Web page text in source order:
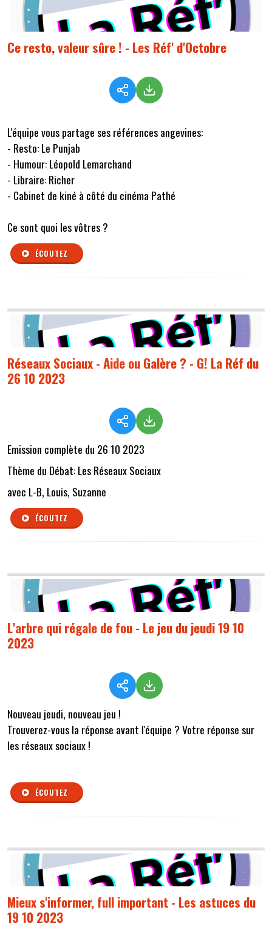
Ce resto, valeur sûre ! - Les Réf' d'Octobre
L'équipe vous partage ses références angevines:
- Resto: Le Punjab
- Humour: Léopold Lemarchand
- Libraire: Richer
- Cabinet de kiné à côté du cinéma Pathé
Ce sont quoi les vôtres ?
ÉCOUTEZ
Réseaux Sociaux - Aide ou Galère ? - G! La Réf du
26 10 2023
Emission complète du 26 10 2023
Thème du Débat: Les Réseaux Sociaux
avec L-B, Louis, Suzanne
ÉCOUTEZ
L'arbre qui régale de fou - Le jeu du jeudi 19 10
2023
Nouveau jeudi, nouveau jeu !
Trouverez-vous la réponse avant l'équipe ? Votre réponse sur
les réseaux sociaux !
ÉCOUTEZ
Mieux s'informer, full important - Les astuces du
19 10 2023